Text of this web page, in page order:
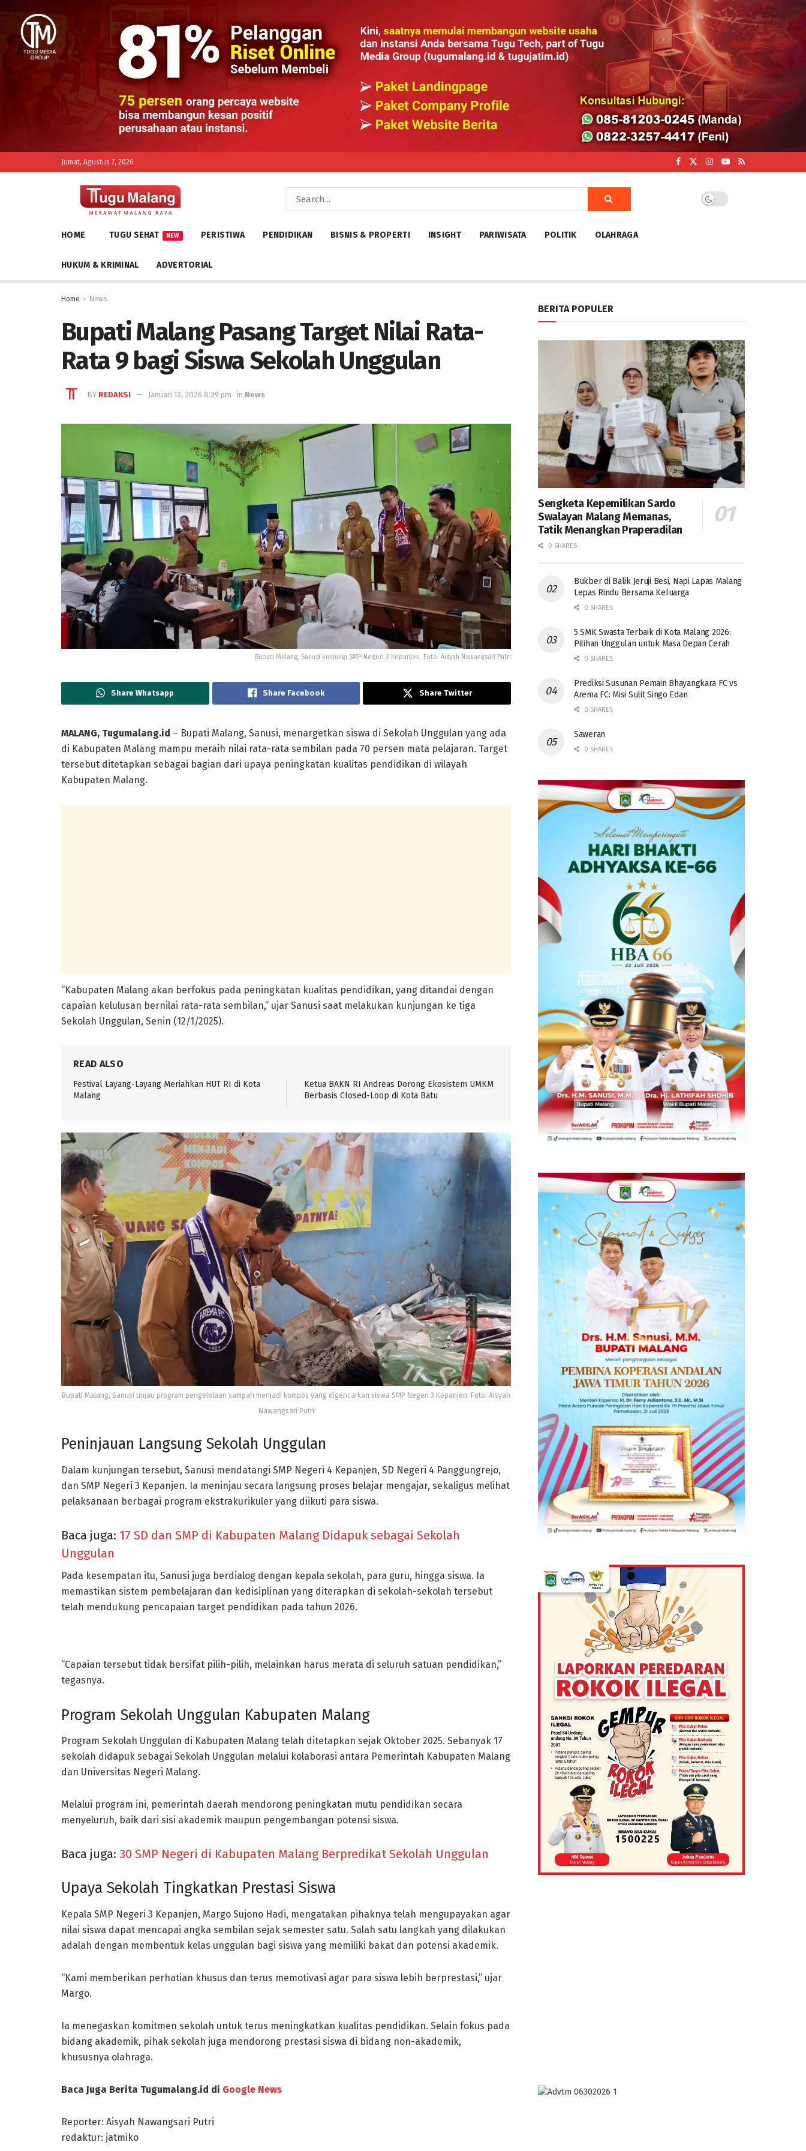
Jumat, Agustus 7, 2026
HOME TUGU SEHAT NEW PERISTIWA PENDIDIKAN BISNIS & PROPERTI INSIGHT PARIWISATA POLITIK OLAHRAGA
HUKUM & KRIMINAL ADVERTORIAL
Home News
Bupati Malang Pasang Target Nilai Rata-
Rata 9 bagi Siswa Sekolah Unggulan
BY REDAKSI Januari 12, 2026 8:39 pm in News
Bupati Malang, Sanusi kunjungi SMP Negeri 3 Kepanjen. Foto: Aisyah Nawangsari Putri
Share Whatsapp Share Facebook Share Twitter
MALANG, Tugumalang.id – Bupati Malang, Sanusi, menargetkan siswa di Sekolah Unggulan yang ada
di Kabupaten Malang mampu meraih nilai rata-rata sembilan pada 70 persen mata pelajaran. Target
tersebut ditetapkan sebagai bagian dari upaya peningkatan kualitas pendidikan di wilayah
Kabupaten Malang.
“Kabupaten Malang akan berfokus pada peningkatan kualitas pendidikan, yang ditandai dengan
capaian kelulusan bernilai rata-rata sembilan,” ujar Sanusi saat melakukan kunjungan ke tiga
Sekolah Unggulan, Senin (12/1/2025).
READ ALSO
Festival Layang-Layang Meriahkan HUT RI di Kota
Malang
Ketua BAKN RI Andreas Dorong Ekosistem UMKM
Berbasis Closed-Loop di Kota Batu
Bupati Malang, Sanusi tinjau program pengelolaan sampah menjadi kompos yang digencarkan siswa SMP Negeri 3 Kepanjen. Foto: Aisyah
Nawangsari Putri
Peninjauan Langsung Sekolah Unggulan
Dalam kunjungan tersebut, Sanusi mendatangi SMP Negeri 4 Kepanjen, SD Negeri 4 Panggungrejo,
dan SMP Negeri 3 Kepanjen. Ia meninjau secara langsung proses belajar mengajar, sekaligus melihat
pelaksanaan berbagai program ekstrakurikuler yang diikuti para siswa.
Baca juga: 17 SD dan SMP di Kabupaten Malang Didapuk sebagai Sekolah
Unggulan
Pada kesempatan itu, Sanusi juga berdialog dengan kepala sekolah, para guru, hingga siswa. Ia
memastikan sistem pembelajaran dan kedisiplinan yang diterapkan di sekolah-sekolah tersebut
telah mendukung pencapaian target pendidikan pada tahun 2026.
“Capaian tersebut tidak bersifat pilih-pilih, melainkan harus merata di seluruh satuan pendidikan,”
tegasnya.
Program Sekolah Unggulan Kabupaten Malang
Program Sekolah Unggulan di Kabupaten Malang telah ditetapkan sejak Oktober 2025. Sebanyak 17
sekolah didapuk sebagai Sekolah Unggulan melalui kolaborasi antara Pemerintah Kabupaten Malang
dan Universitas Negeri Malang.
Melalui program ini, pemerintah daerah mendorong peningkatan mutu pendidikan secara
menyeluruh, baik dari sisi akademik maupun pengembangan potensi siswa.
Baca juga: 30 SMP Negeri di Kabupaten Malang Berpredikat Sekolah Unggulan
Upaya Sekolah Tingkatkan Prestasi Siswa
Kepala SMP Negeri 3 Kepanjen, Margo Sujono Hadi, mengatakan pihaknya telah mengupayakan agar
nilai siswa dapat mencapai angka sembilan sejak semester satu. Salah satu langkah yang dilakukan
adalah dengan membentuk kelas unggulan bagi siswa yang memiliki bakat dan potensi akademik.
“Kami memberikan perhatian khusus dan terus memotivasi agar para siswa lebih berprestasi,” ujar
Margo.
Ia menegaskan komitmen sekolah untuk terus meningkatkan kualitas pendidikan. Selain fokus pada
bidang akademik, pihak sekolah juga mendorong prestasi siswa di bidang non-akademik,
khususnya olahraga.
Baca Juga Berita Tugumalang.id di Google News
Reporter: Aisyah Nawangsari Putri
redaktur: jatmiko
BERITA POPULER
Sengketa Kepemilikan Sardo
Swalayan Malang Memanas,
Tatik Menangkan Praperadilan
0 SHARES
Bukber di Balik Jeruji Besi, Napi Lapas Malang
Lepas Rindu Bersama Keluarga
0 SHARES
5 SMK Swasta Terbaik di Kota Malang 2026:
Pilihan Unggulan untuk Masa Depan Cerah
0 SHARES
Prediksi Susunan Pemain Bhayangkara FC vs
Arema FC: Misi Sulit Singo Edan
0 SHARES
Saweran
0 SHARES